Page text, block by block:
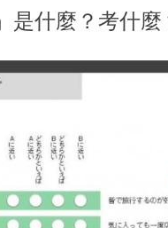
是什麼？考什麼